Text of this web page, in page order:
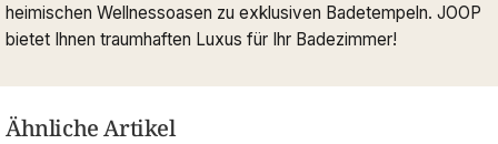
heimischen Wellnessoasen zu exklusiven Badetempeln. JOOP
bietet Ihnen traumhaften Luxus für Ihr Badezimmer!
Ähnliche Artikel